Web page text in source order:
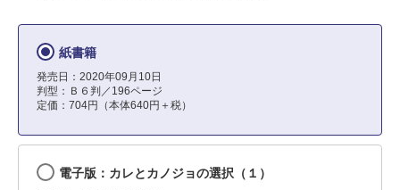
紙書籍
発売日：2020年09月10日
判型：Ｂ６判／196ページ
定価：704円（本体640円＋税）
電子版：カレとカノジョの選択（１）